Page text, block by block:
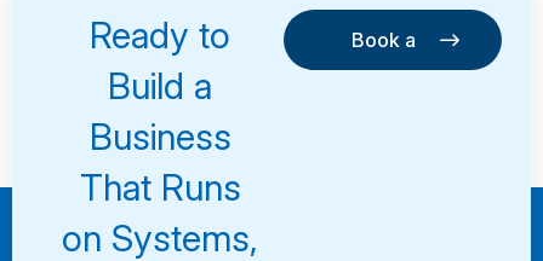
Ready to
Build a
Business
That Runs
on Systems,
Book a
Consultation
Book a